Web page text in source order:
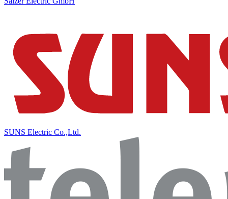
SUNS Electric Co.,Ltd.